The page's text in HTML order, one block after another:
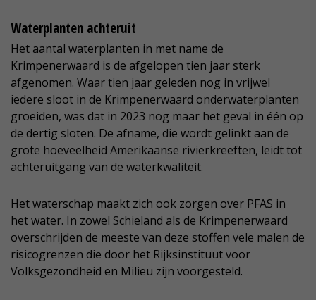
Waterplanten achteruit
Het aantal waterplanten in met name de
Krimpenerwaard is de afgelopen tien jaar sterk
afgenomen. Waar tien jaar geleden nog in vrijwel
iedere sloot in de Krimpenerwaard onderwaterplanten
groeiden, was dat in 2023 nog maar het geval in één op
de dertig sloten. De afname, die wordt gelinkt aan de
grote hoeveelheid Amerikaanse rivierkreeften, leidt tot
achteruitgang van de waterkwaliteit.
Het waterschap maakt zich ook zorgen over PFAS in
het water. In zowel Schieland als de Krimpenerwaard
overschrijden de meeste van deze stoffen vele malen de
risicogrenzen die door het Rijksinstituut voor
Volksgezondheid en Milieu zijn voorgesteld.